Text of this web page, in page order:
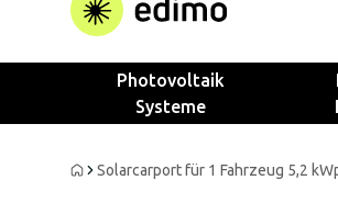
Photovoltaik
Systeme
Solarcarport für 1 Fahrzeug 5,2